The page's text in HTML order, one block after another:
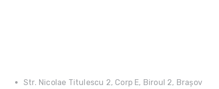
Str. Nicolae Titulescu 2, Corp E, Biroul 2, Brașov